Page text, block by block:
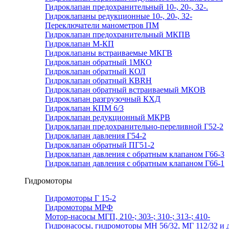
Гидроклапан предохранительный 10-, 20-, 32-.
Гидроклапаны редукционные 10-, 20-, 32-
Переключатели манометров ПМ
Гидроклапан предохранительный МКПВ
Гидроклапан М-КП
Гидроклапаны встраиваемые МКГВ
Гидроклапан обратный 1МКО
Гидроклапан обратный КОЛ
Гидроклапан обратный КВRН
Гидроклапан обратный встраиваемый МКОВ
Гидроклапан разгрузочный КХД
Гидроклапан КПМ 6/3
Гидроклапан редукционный МКРВ
Гидроклапан предохранительно-переливной Г52-2
Гидроклапан давления Г54-2
Гидроклапан обратный ПГ51-2
Гидроклапан давления с обратным клапаном Г66-3
Гидроклапан давления с обратным клапаном Г66-1
Гидромоторы
Гидромоторы Г 15-2
Гидромоторы МРФ
Мотор-насосы МГП, 210-; 303-; 310-; 313-; 410-
Гидронасосы, гидромоторы МН 56/32, МГ 112/32 и